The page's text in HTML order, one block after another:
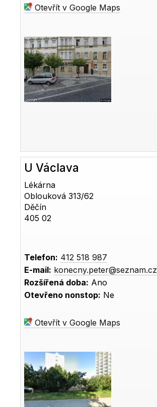
Otevřít v Google Maps
U Václava
Lékárna
Oblouková 313/62
Děčín
405 02
Telefon: 412 518 987
E-mail: konecny.peter@seznam.cz
Rozšířená doba: Ano
Otevřeno nonstop: Ne
Otevřít v Google Maps